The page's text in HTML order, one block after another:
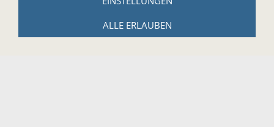
Tel.: +49 (0)9642-914184ALLE ERLAUBEN